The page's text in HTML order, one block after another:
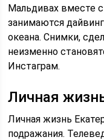
Мальдивах вместе
занимаются
океана. Снимки,
неизменно
Инстаграм.
Личная
Личная жизнь
подражания.